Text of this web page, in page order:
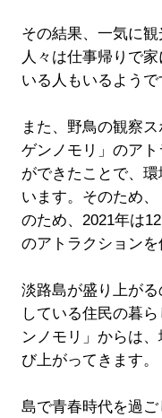
その結果、一気に
人々は仕事帰りで
いる人もいるようで
また、野鳥の観察
ゲンノモリ」のア
ができたことで、
います。そのため
のため、2021年は
のアトラクションを
淡路島が盛り上が
している住民の暮
ンノモリ」からは
び上がってきます。
島で青春時代を過